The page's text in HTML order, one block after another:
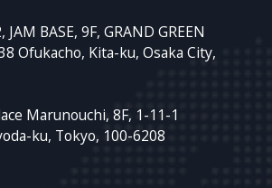
BASE, 9F, GRAND GREEN
Ofukacho, Kita-ku, Osaka City,
Marunouchi, 8F, 1-11-1
ku, Tokyo, 100-6208